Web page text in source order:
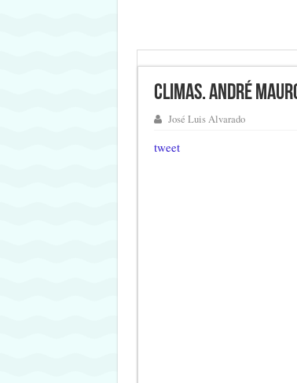
Climas. André
José Luis Alvarado
tweet